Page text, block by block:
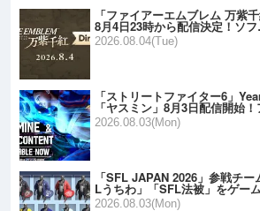
「ファイアーエムブレム 万紫
8月4日23時から配信決定！ソ
2026.08.04(Tue)
「ストリートファイター6」
「ヤスミン」8月3日配信開始
2026.08.03(Mon)
「SFL JAPAN 2026」参戦チ
Lうちわ」「SFL法被」をゲー
2026.08.03(Mon)